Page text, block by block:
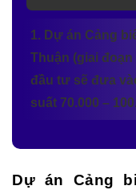
1. Dự án Cảng
Thuận (giai đoạn
đầu tư sẽ đưa
suất 70.000 –
Dự án Cảng